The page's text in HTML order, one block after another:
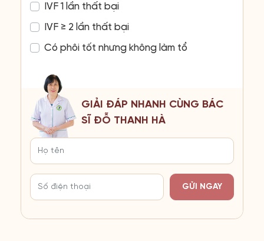
IVF 1 lần thất bại
IVF ≥ 2 lần thất bại
Có phôi tốt nhưng không làm tổ
GIẢI ĐÁP NHANH CÙNG BÁC
SĨ ĐỖ THANH HÀ
GỬI NGAY